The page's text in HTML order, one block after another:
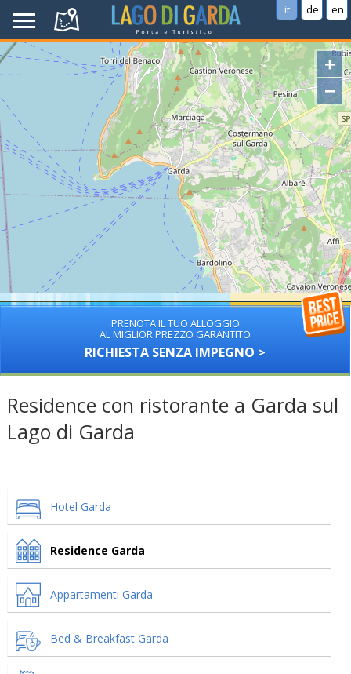
it de en
+
−
PRENOTA IL TUO ALLOGGIO
AL MIGLIOR PREZZO GARANTITO
RICHIESTA SENZA IMPEGNO >
Residence con ristorante a Garda sul
Lago di Garda
Hotel Garda
Residence Garda
Appartamenti Garda
Bed & Breakfast Garda